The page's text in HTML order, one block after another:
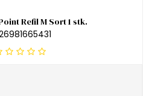
Refil M Sort 1 stk.